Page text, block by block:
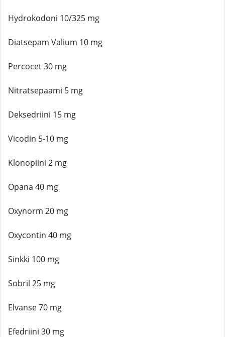
Hydrokodoni 10/325 mg
Diatsepam Valium 10 mg
Percocet 30 mg
Nitratsepaami 5 mg
Deksedriini 15 mg
Vicodin 5-10 mg
Klonopiini 2 mg
Opana 40 mg
Oxynorm 20 mg
Oxycontin 40 mg
Sinkki 100 mg
Sobril 25 mg
Elvanse 70 mg
Efedriini 30 mg